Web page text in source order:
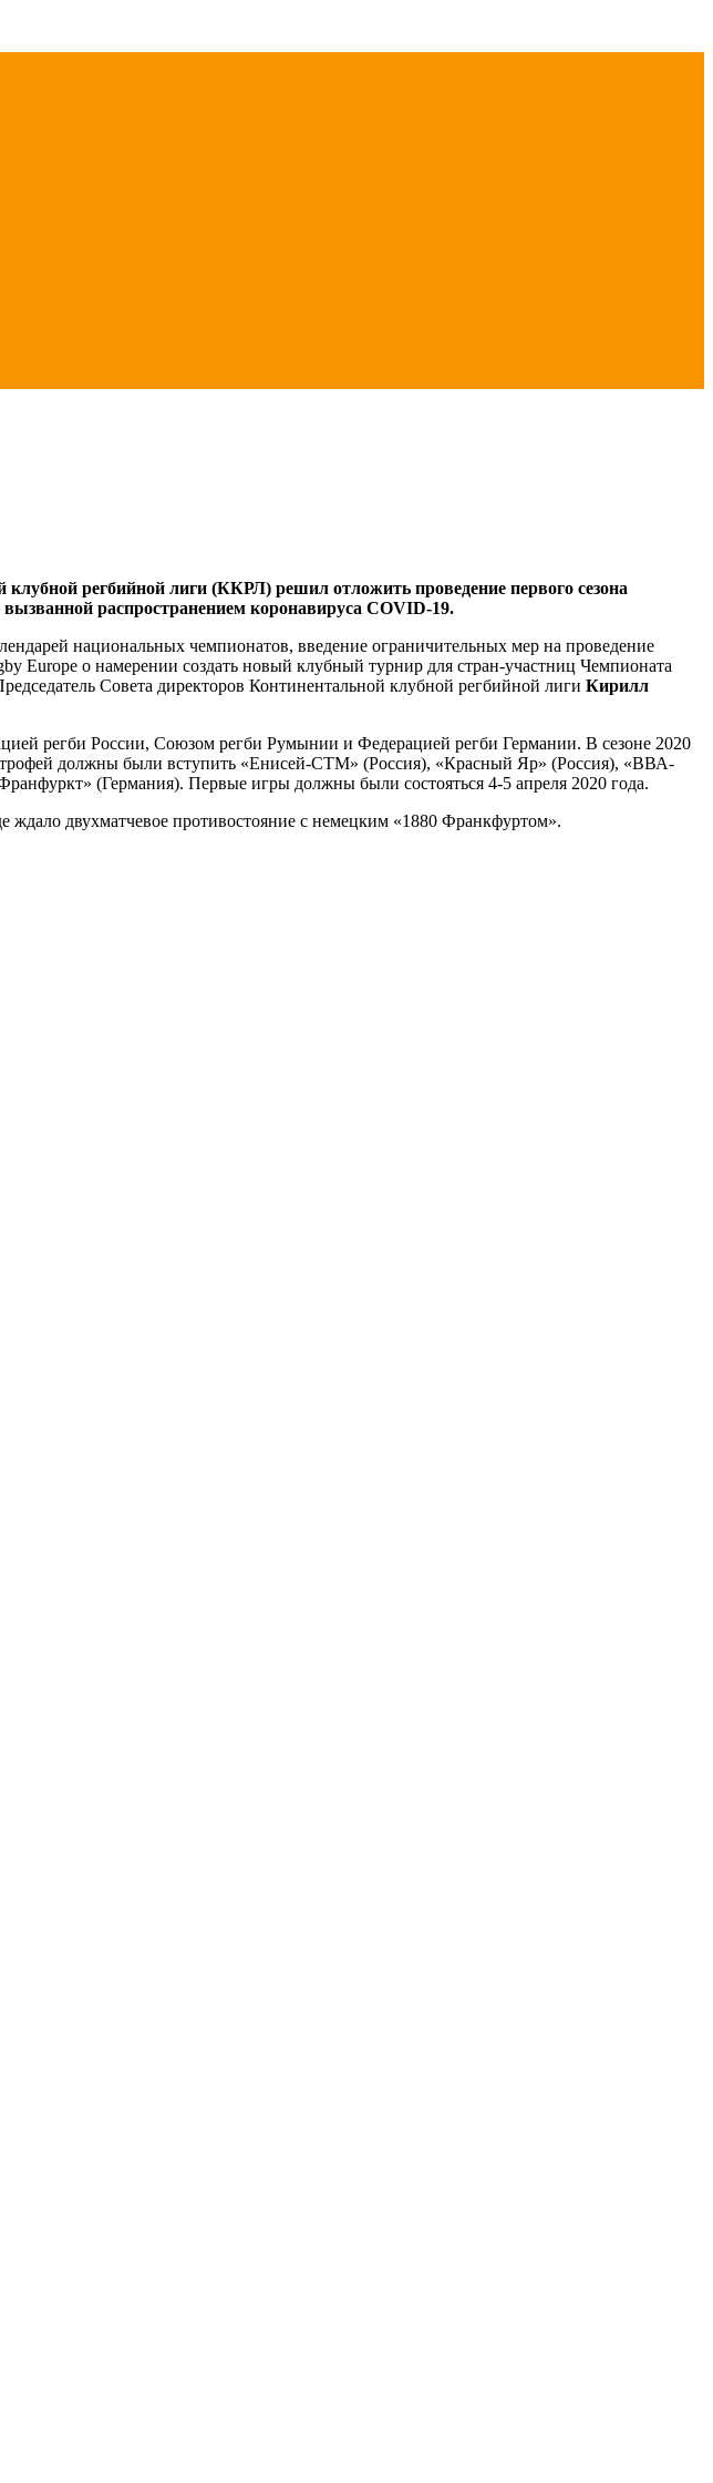
регбийной лиги (ККРЛ) решил отложить проведение первого сезона
распространением коронавируса COVID-19.
национальных чемпионатов, введение ограничительных мер на проведение
Europe о намерении создать новый клубный турнир для стран-участниц Чемпионата
Совета директоров Континентальной клубной регбийной лиги Кирилл
регби России, Союзом регби Румынии и Федерацией регби Германии. В сезоне 2020
должны были вступить «Енисей-СТМ» (Россия), «Красный Яр» (Россия), «ВВА-
(Германия). Первые игры должны были состояться 4-5 апреля 2020 года.
ждало двухматчевое противостояние с немецким «1880 Франкфуртом».